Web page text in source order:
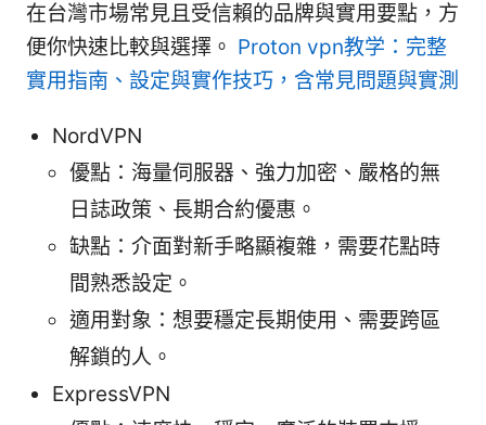
在台灣市場常見且受信賴的品牌與實用要點，方
便你快速比較與選擇。 Proton vpn教学：完整
實用指南、設定與實作技巧，含常見問題與實測
NordVPN
優點：海量伺服器、強力加密、嚴格的無
日誌政策、長期合約優惠。
缺點：介面對新手略顯複雜，需要花點時
間熟悉設定。
適用對象：想要穩定長期使用、需要跨區
解鎖的人。
ExpressVPN